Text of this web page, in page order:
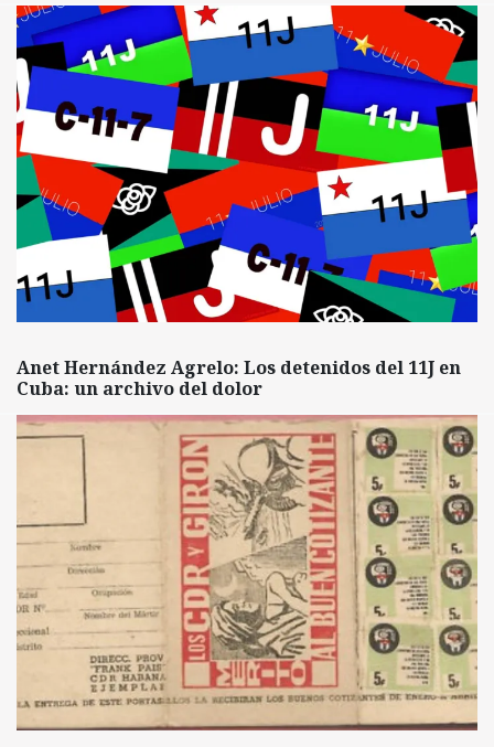
Anet Hernández Agrelo: Los detenidos del 11J en
Cuba: un archivo del dolor